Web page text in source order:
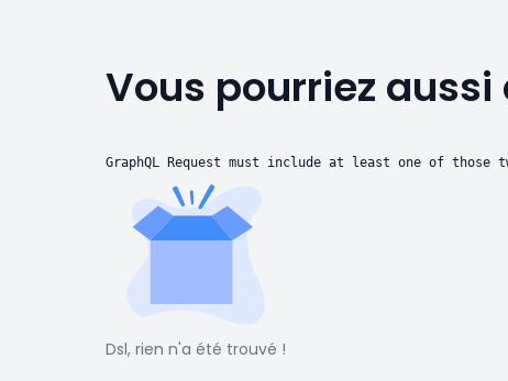
Vous pourriez
GraphQL Request must include at least one of those
Dsl, rien n'a été trouvé !